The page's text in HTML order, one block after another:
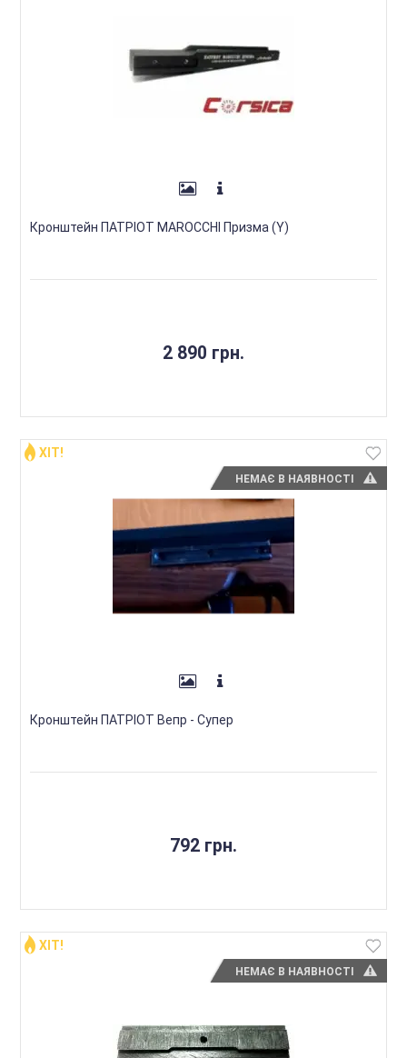
Кронштейн ПАТРІОТ MAROCCHI Призма (Y)
2 890 грн.
НЕМАЄ В НАЯВНОСТІ
ХІТ!
Кронштейн ПАТРІОТ Вепр - Супер
792 грн.
НЕМАЄ В НАЯВНОСТІ
ХІТ!